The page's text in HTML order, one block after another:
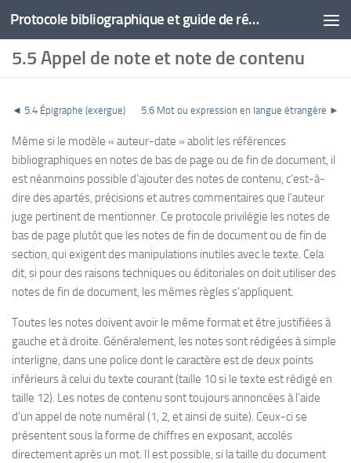
Protocole bibliographique et guide de rédaction
5.5 Appel de note et note de contenu
◄ 5.4 Épigraphe (exergue) 5.6 Mot ou expression en langue étrangère ►
Même si le modèle « auteur-date » abolit les références
bibliographiques en notes de bas de page ou de fin de document, il
est néanmoins possible d’ajouter des notes de contenu, c’est-à-
dire des apartés, précisions et autres commentaires que l’auteur
juge pertinent de mentionner. Ce protocole privilégie les notes de
bas de page plutôt que les notes de fin de document ou de fin de
section, qui exigent des manipulations inutiles avec le texte. Cela
dit, si pour des raisons techniques ou éditoriales on doit utiliser des
notes de fin de document, les mêmes règles s’appliquent.
Toutes les notes doivent avoir le même format et être justifiées à
gauche et à droite. Généralement, les notes sont rédigées à simple
interligne, dans une police dont le caractère est de deux points
inférieurs à celui du texte courant (taille 10 si le texte est rédigé en
taille 12). Les notes de contenu sont toujours annoncées à l’aide
d’un appel de note numéral (1, 2, et ainsi de suite). Ceux-ci se
présentent sous la forme de chiffres en exposant, accolés
directement après un mot. Il est possible, si la taille du document